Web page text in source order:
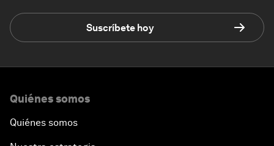
Suscríbete hoy
Quiénes somos
Quiénes somos